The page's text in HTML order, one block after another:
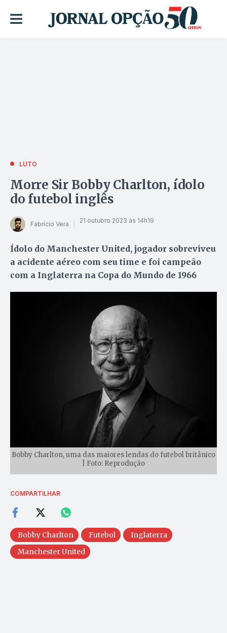
LUTO
Morre Sir Bobby Charlton, ídolo
do futebol inglês
Fabrício Vera 21 outubro 2023 às 14h19
Ídolo do Manchester United, jogador sobreviveu
a acidente aéreo com seu time e foi campeão
com a Inglaterra na Copa do Mundo de 1966
Bobby Charlton, uma das maiores lendas do futebol britânico
| Foto: Reprodução
COMPARTILHAR
Bobby Charlton Futebol
Inglaterra
Manchester United